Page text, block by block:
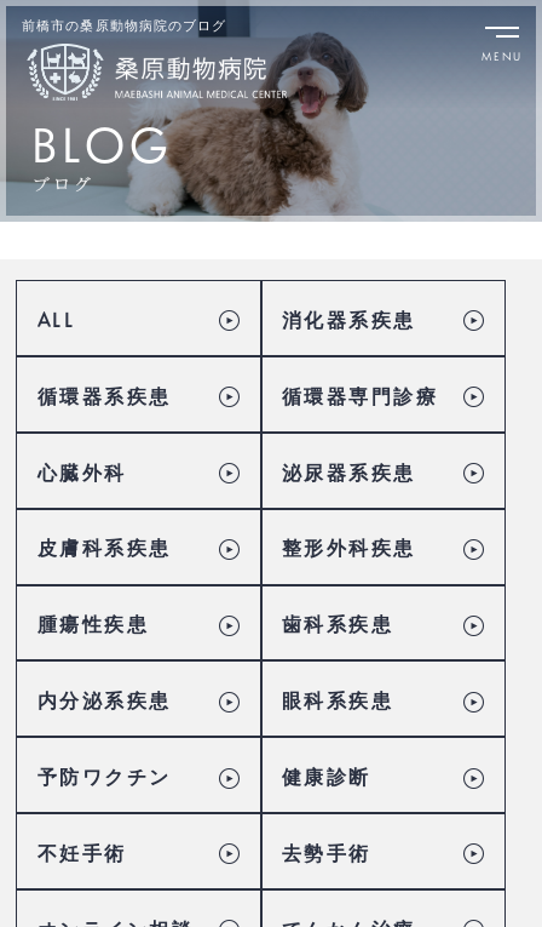
前橋市の桑原動物病院のブログ
BLOG
ALL 消化器系疾患
循環器系疾患 循環器専門診療
心臓外科 泌尿器系疾患
皮膚科系疾患 整形外科疾患
腫瘍性疾患 歯科系疾患
内分泌系疾患 眼科系疾患
予防ワクチン 健康診断
不妊手術 去勢手術